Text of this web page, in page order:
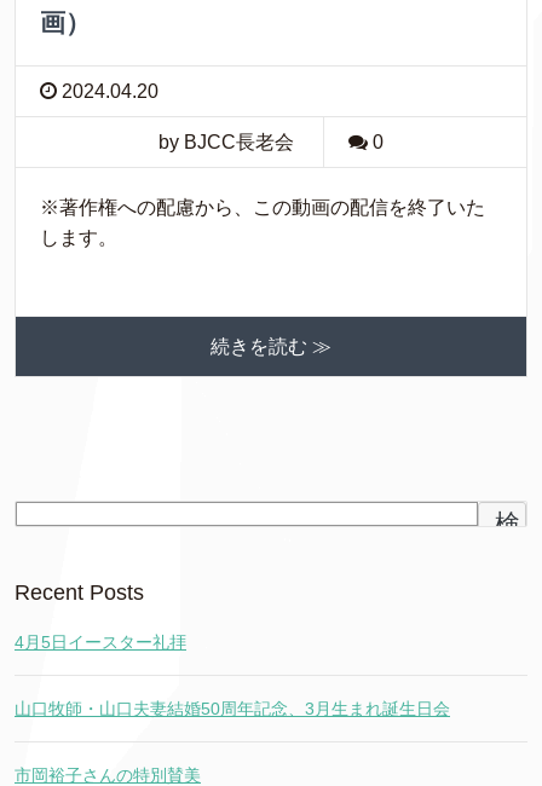
画）
2024.04.20
by BJCC長老会 0
※著作権への配慮から、この動画の配信を終了いた
します。
続きを読む ≫
検
Recent Posts
4月5日イースター礼拝
山口牧師・山口夫妻結婚50周年記念、3月生まれ誕生日会
市岡裕子さんの特別賛美